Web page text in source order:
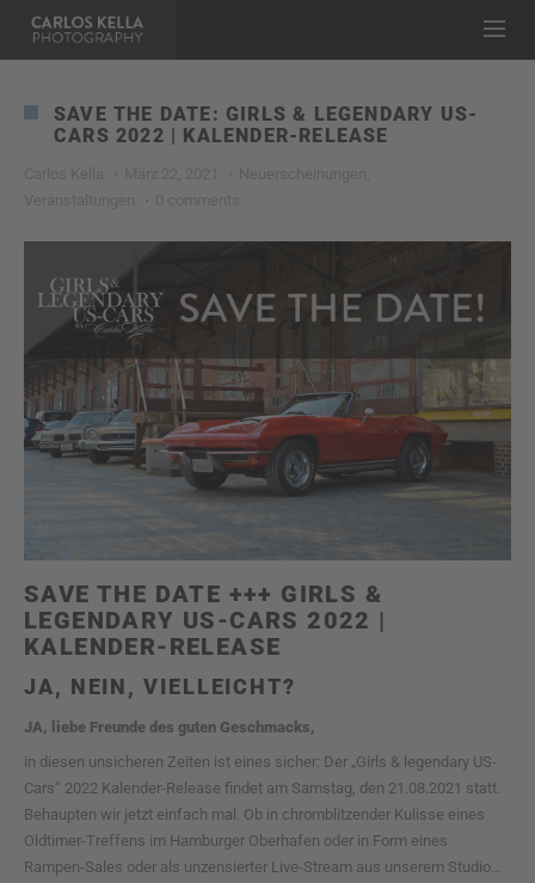
SAVE THE DATE: GIRLS & LEGENDARY US-
CARS 2022 | KALENDER-RELEASE
SAVE THE DATE +++ GIRLS &
LEGENDARY US-CARS 2022 |
KALENDER-RELEASE
JA, NEIN, VIELLEICHT?
JA, liebe Freunde des guten Geschmacks,
in diesen unsicheren Zeiten ist eines sicher: Der „Girls & legendary US-
Cars“ 2022 Kalender-Release findet am Samstag, den 21.08.2021 statt.
Behaupten wir jetzt einfach mal. Ob in chromblitzender Kulisse eines
Oldtimer-Treffens im Hamburger Oberhafen oder in Form eines
Rampen-Sales oder als unzensierter Live-Stream aus unserem Studio…